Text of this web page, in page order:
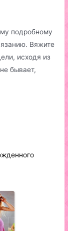
подробному
Вяжите
исходя из
бывает,